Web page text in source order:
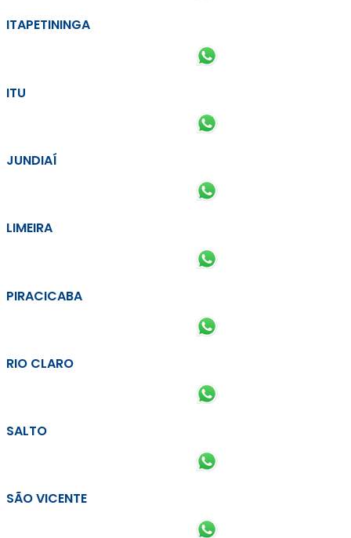
ITAPETININGA
ITU
JUNDIAÍ
LIMEIRA
PIRACICABA
RIO CLARO
SALTO
SÃO VICENTE